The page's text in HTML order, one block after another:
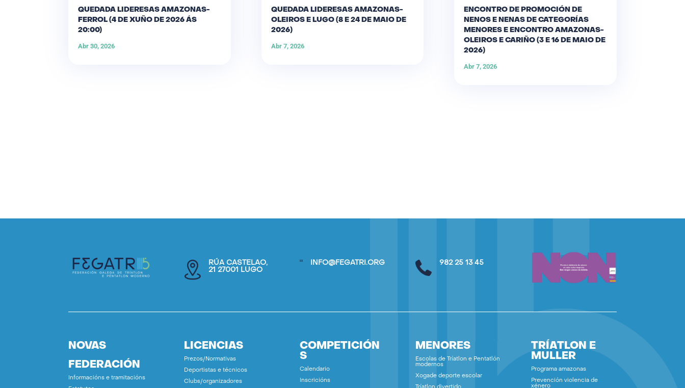
QUEDADA LIDERESAS AMAZONAS-
FERROL (4 DE XUÑO DE 2026 ÁS
20:00)
Abr 30, 2026
QUEDADA LIDERESAS AMAZONAS-
OLEIROS E LUGO (8 E 24 DE MAIO DE
2026)
Abr 7, 2026
ENCONTRO DE PROMOCIÓN DE
NENOS E NENAS DE CATEGORÍAS
MENORES E ENCONTRO AMAZONAS-
OLEIROS E CARIÑO (3 E 16 DE MAIO DE
2026)
Abr 7, 2026
RÚA CASTELAO,
21 27001 LUGO
INFO@FEGATRI.ORG 982 25 13 45
NOVAS
FEDERACIÓN
Informacións e tramitacións
LICENCIAS
Prezos/Normativas
Deportistas e técnicos
Clubs/organizadores
COMPETICIÓN
S
Calendario
Inscricións
MENORES
Escolas de Tríatlon e Pentatlón
modernos
Xogade deporte escolar
TRÍATLON E
MULLER
Programa amazonas
Prevención violencia de
xénero